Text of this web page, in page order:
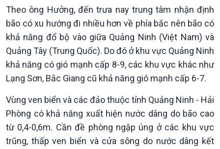
360 độ Sức khỏe
Chuyển đổi Xanh
Tài nguyên và Môi trường
Chuyên gia của bạn
Xã hội chuyển động
Bước chân đến trường
Kết nối công nghệ
Sống chung với biến đổi
khí hậu
Theo ông Hưởng, đến trưa nay trung tâm nhận định
bão có xu hướng đi nhiều hơn về phía bắc nên bão có
khả năng đổ bộ vào giữa Quảng Ninh (Việt Nam) và
Quảng Tây (Trung Quốc). Do đó ở khu vực Quảng Ninh
khả năng có gió mạnh cấp 8-9, các khu vực khác như
Lạng Sơn, Bắc Giang cũ khả năng gió mạnh cấp 6-7.
Vùng ven biển và các đảo thuộc tỉnh Quảng Ninh - Hải
Phòng có khả năng xuất hiện nước dâng do bão cao
từ 0,4-0,6m. Cần đề phòng ngập úng ở các khu vực
trũng, thấp ven biển và cửa sông do nước dâng kết